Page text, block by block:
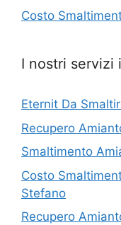
Costo
I nostri servizi
Eternit Da
Recupero
Smaltimento
Costo
Stefano
Recupero